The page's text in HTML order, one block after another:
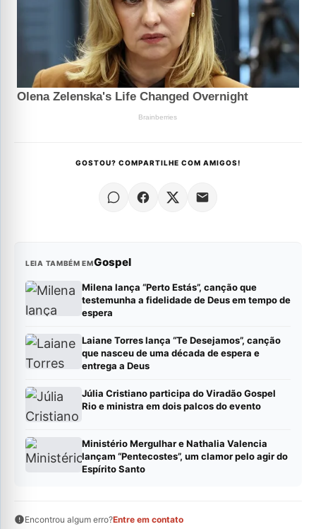
GOSTOU? COMPARTILHE COM AMIGOS!
LEIA TAMBÉM EMGospel
Milena lança “Perto Estás”, canção que
testemunha a fidelidade de Deus em tempo de
espera
Laiane Torres lança “Te Desejamos”, canção
que nasceu de uma década de espera e
entrega a Deus
Júlia Cristiano participa do Viradão Gospel
Rio e ministra em dois palcos do evento
Ministério Mergulhar e Nathalia Valencia
lançam “Pentecostes”, um clamor pelo agir do
Espírito Santo
Encontrou algum erro?Entre em contato